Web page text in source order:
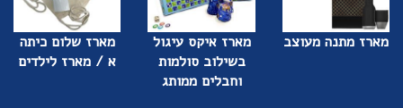
מארז מתנה מעוצב
מארז איקס עיגול
בשילוב סולמות
וחבלים ממותג
מארז שלום כיתה
א / מארז לילדים